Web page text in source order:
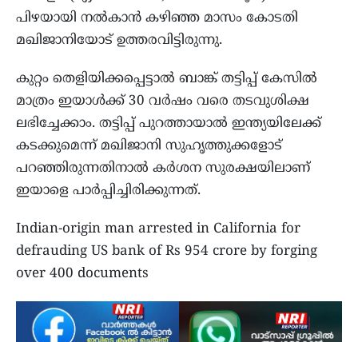
പിഴയായി നൽകാൻ കഴിഞ്ഞ മാസം കോടതി
മഖിജാനിയോട് ഉത്തരവിട്ടിരുന്നു.
കുറ്റം തെളിയിക്കപ്പെട്ടാൽ ബാങ്ക് തട്ടിപ്പ് കേസിൽ
മാത്രം ഇയാൾക്ക് 30 വർഷം വരെ തടവുശിക്ഷ
ലഭിച്ചേക്കാം. തട്ടിപ്പ് പുറത്തായാൽ ഇന്ത്യയിലേക്ക്
കടക്കുമെന്ന് മഖിജാനി സുഹൃത്തുക്കളോട്
പറഞ്ഞിരുന്നതിനാൽ കർശന സുരക്ഷയിലാണ്
ഇയാളെ പാർപ്പിച്ചിരിക്കുന്നത്.
Indian-origin man arrested in California for
defrauding US bank of Rs 954 crore by forging
over 400 documents